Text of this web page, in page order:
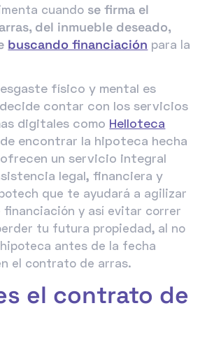
cuando se firma el
del inmueble deseado,
buscando financiación para la
físico y mental es
contar con los servicios
digitales como Helloteca
encontrar la hipoteca hecha
un servicio integral
legal, financiera y
que te ayudará a agilizar
financiación y así evitar correr
tu futura propiedad, al no
antes de la fecha
el contrato de arras.
el contrato de